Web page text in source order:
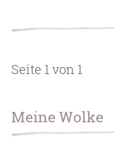
Seite 1 von 1
Meine Wolke